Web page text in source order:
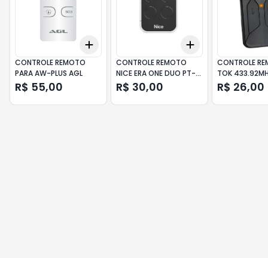
Add
CONTROLE REMOTO
PARA AW-PLUS AGL
R$ 55,00
+10
Add
CONTROLE REMOTO
NICE ERA ONE DUO PT-
10 NICE
R$ 30,00
CONTROLE
TOK
A408699 PPA
R$ 26,00